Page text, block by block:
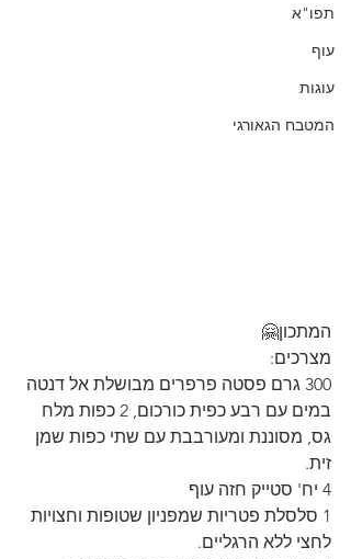
תפו"א
עוף
עוגות
המטבח הגאורגי
המתכון🤗
מצרכים:
300 גרם פסטה פרפרים מבושלת אל דנטה
במים עם רבע כפית כורכום, 2 כפות מלח
גס, מסוננת ומעורבבת עם שתי כפות שמן
זית.
4 יח' סטייק חזה עוף
1 סלסלת פטריות שמפניון שטופות וחצויות
לחצי ללא הרגליים.